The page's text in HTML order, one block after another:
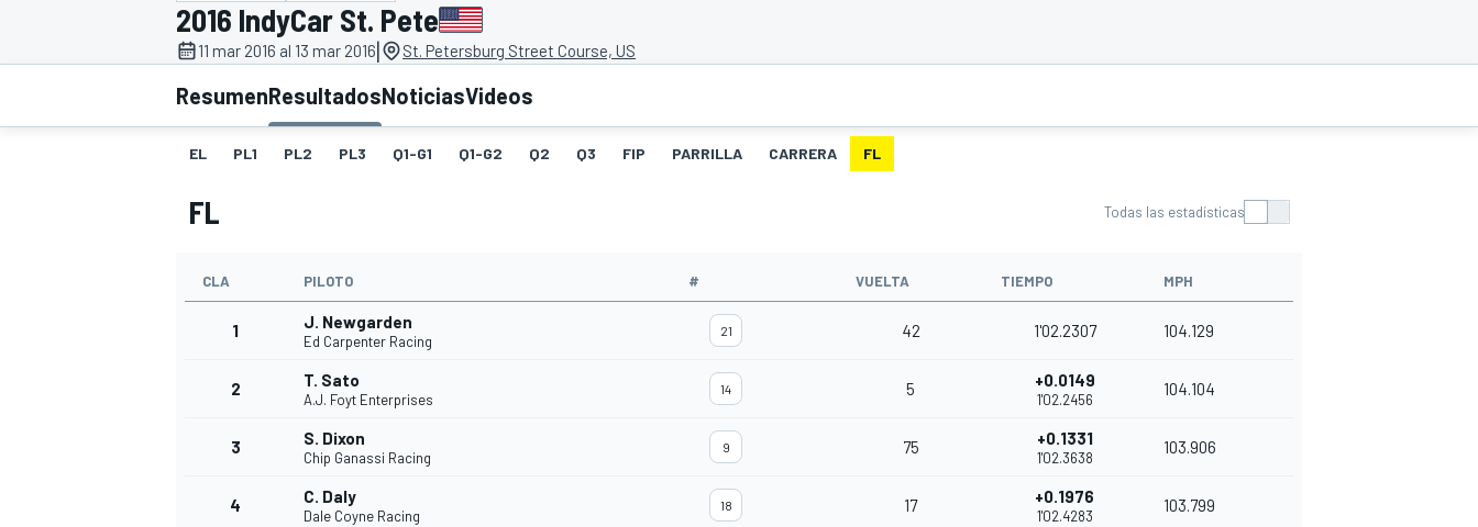
INDYCAR
2016 IndyCar St. Pete
11 mar 2016 al 13 mar 2016| St. Petersburg Street Course, US
ResumenResultadosNoticiasVideos
EL PL1 PL2 PL3 Q1-G1 Q1-G2 Q2 Q3 FIP PARRILLA CARRERA FL
FL Todas las estadísticas
CLA PILOTO # VUELTA TIEMPO MPH
1 J. Newgarden
Ed Carpenter Racing
21 42 1'02.2307 104.129
2 T. Sato
A.J. Foyt Enterprises
14 5 +0.0149
1'02.2456
104.104
3 S. Dixon
Chip Ganassi Racing
9 75 +0.1331
1'02.3638
103.906
4 C. Daly
Dale Coyne Racing
18 17 +0.1976
1'02.4283
103.799